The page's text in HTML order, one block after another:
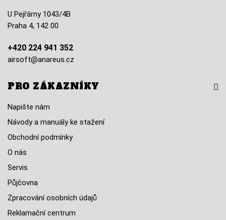
U Pejřárny 1043/4B
Praha 4, 142 00
+420 224 941 352
airsoft@anareus.cz
PRO ZÁKAZNÍKY
Napište nám
Návody a manuály ke stažení
Obchodní podmínky
O nás
Servis
Půjčovna
Zpracování osobních údajů
Reklamační centrum